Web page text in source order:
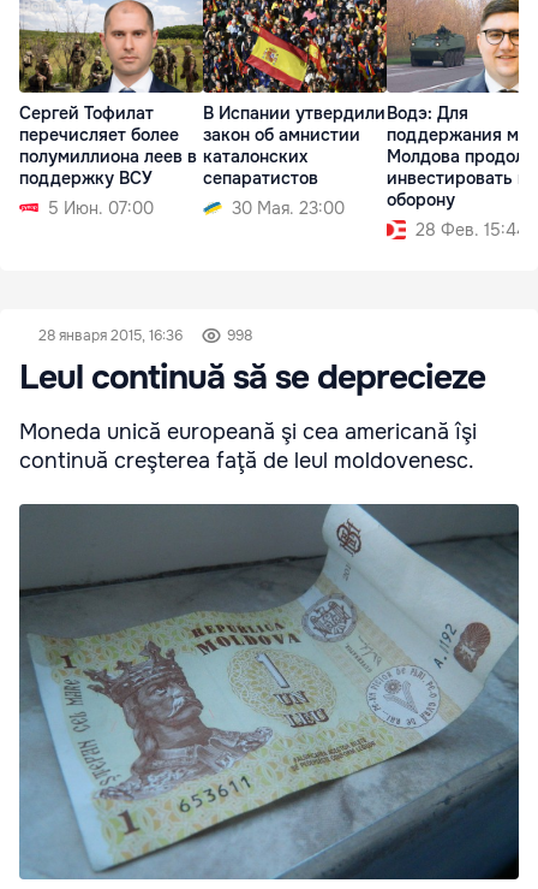
Сергей Тофилат
перечисляет более
полумиллиона леев в
поддержку ВСУ
5 Июн. 07:00
В Испании утвердили
закон об амнистии
каталонских
сепаратистов
30 Мая. 23:00
Водэ: Для
поддержания
Молдова
инвестировать в
оборону
28 Фев. 15:44
28 января 2015, 16:36 998
Leul continuă să se deprecieze
Moneda unică europeană şi cea americană îşi
continuă creşterea faţă de leul moldovenesc.